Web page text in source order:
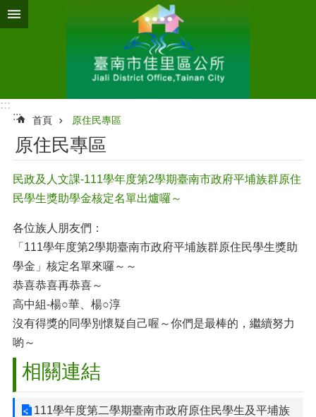
跳到主要內容區塊
:::
:::
首頁 原住民專區
原住民專區
民政及人文課-111學年度第2學期臺南市政府平埔族群原住
民學生獎助學金核定名單出爐囉～
各位族人朋友們：
「111學年度第2學期臺南市政府平埔族群原住民學生獎助
學金」核定名單來囉～～
恭喜恭喜再恭喜～
高中組-楊○華、楊○淳
沒有得獎的同學別懷疑自己喔～你們是最棒的，繼續努力
喲～
相關連結
111學年度第二學期臺南市政府原住民學生及平埔族